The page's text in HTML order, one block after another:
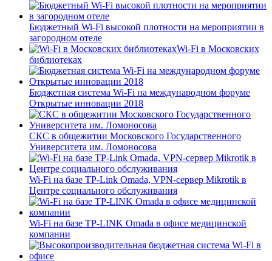
Бюджетный Wi-Fi высокой плотности на мероприятии в
загородном отеле
Wi-Fi в Московских
библиотеках
Бюджетная система Wi-Fi на международном форуме
Открытые инновации 2018
СКС в общежитии Московского Государственного
Университета им. Ломоносова
Wi-Fi на базе TP-Link Omada, VPN-сервер Mikrotik в
Центре социального обслуживания
Wi-Fi на базе TP-LINK Omada в офисе медицинской
компании